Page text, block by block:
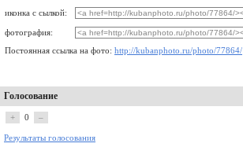
иконка с сылкой:
фотография:
Постоянная ссылка на фото: http://kubanphoto.ru/photo/77864/
Голосование
+ 0 –
Результаты голосования